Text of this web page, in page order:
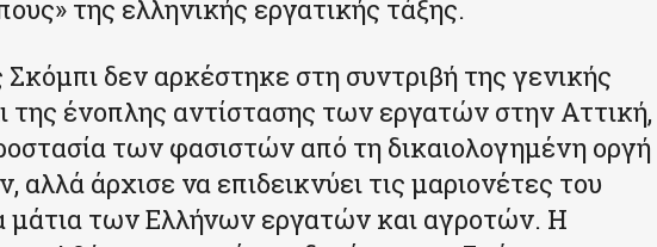
της ελληνικής εργατικής τάξης.
δεν αρκέστηκε στη συντριβή της γενικής
της ένοπλης αντίστασης των εργατών στην Αττική,
των φασιστών από τη δικαιολογημένη οργή
αλλά άρχισε να επιδεικνύει τις μαριονέτες του
μάτια των Ελλήνων εργατών και αγροτών. Η